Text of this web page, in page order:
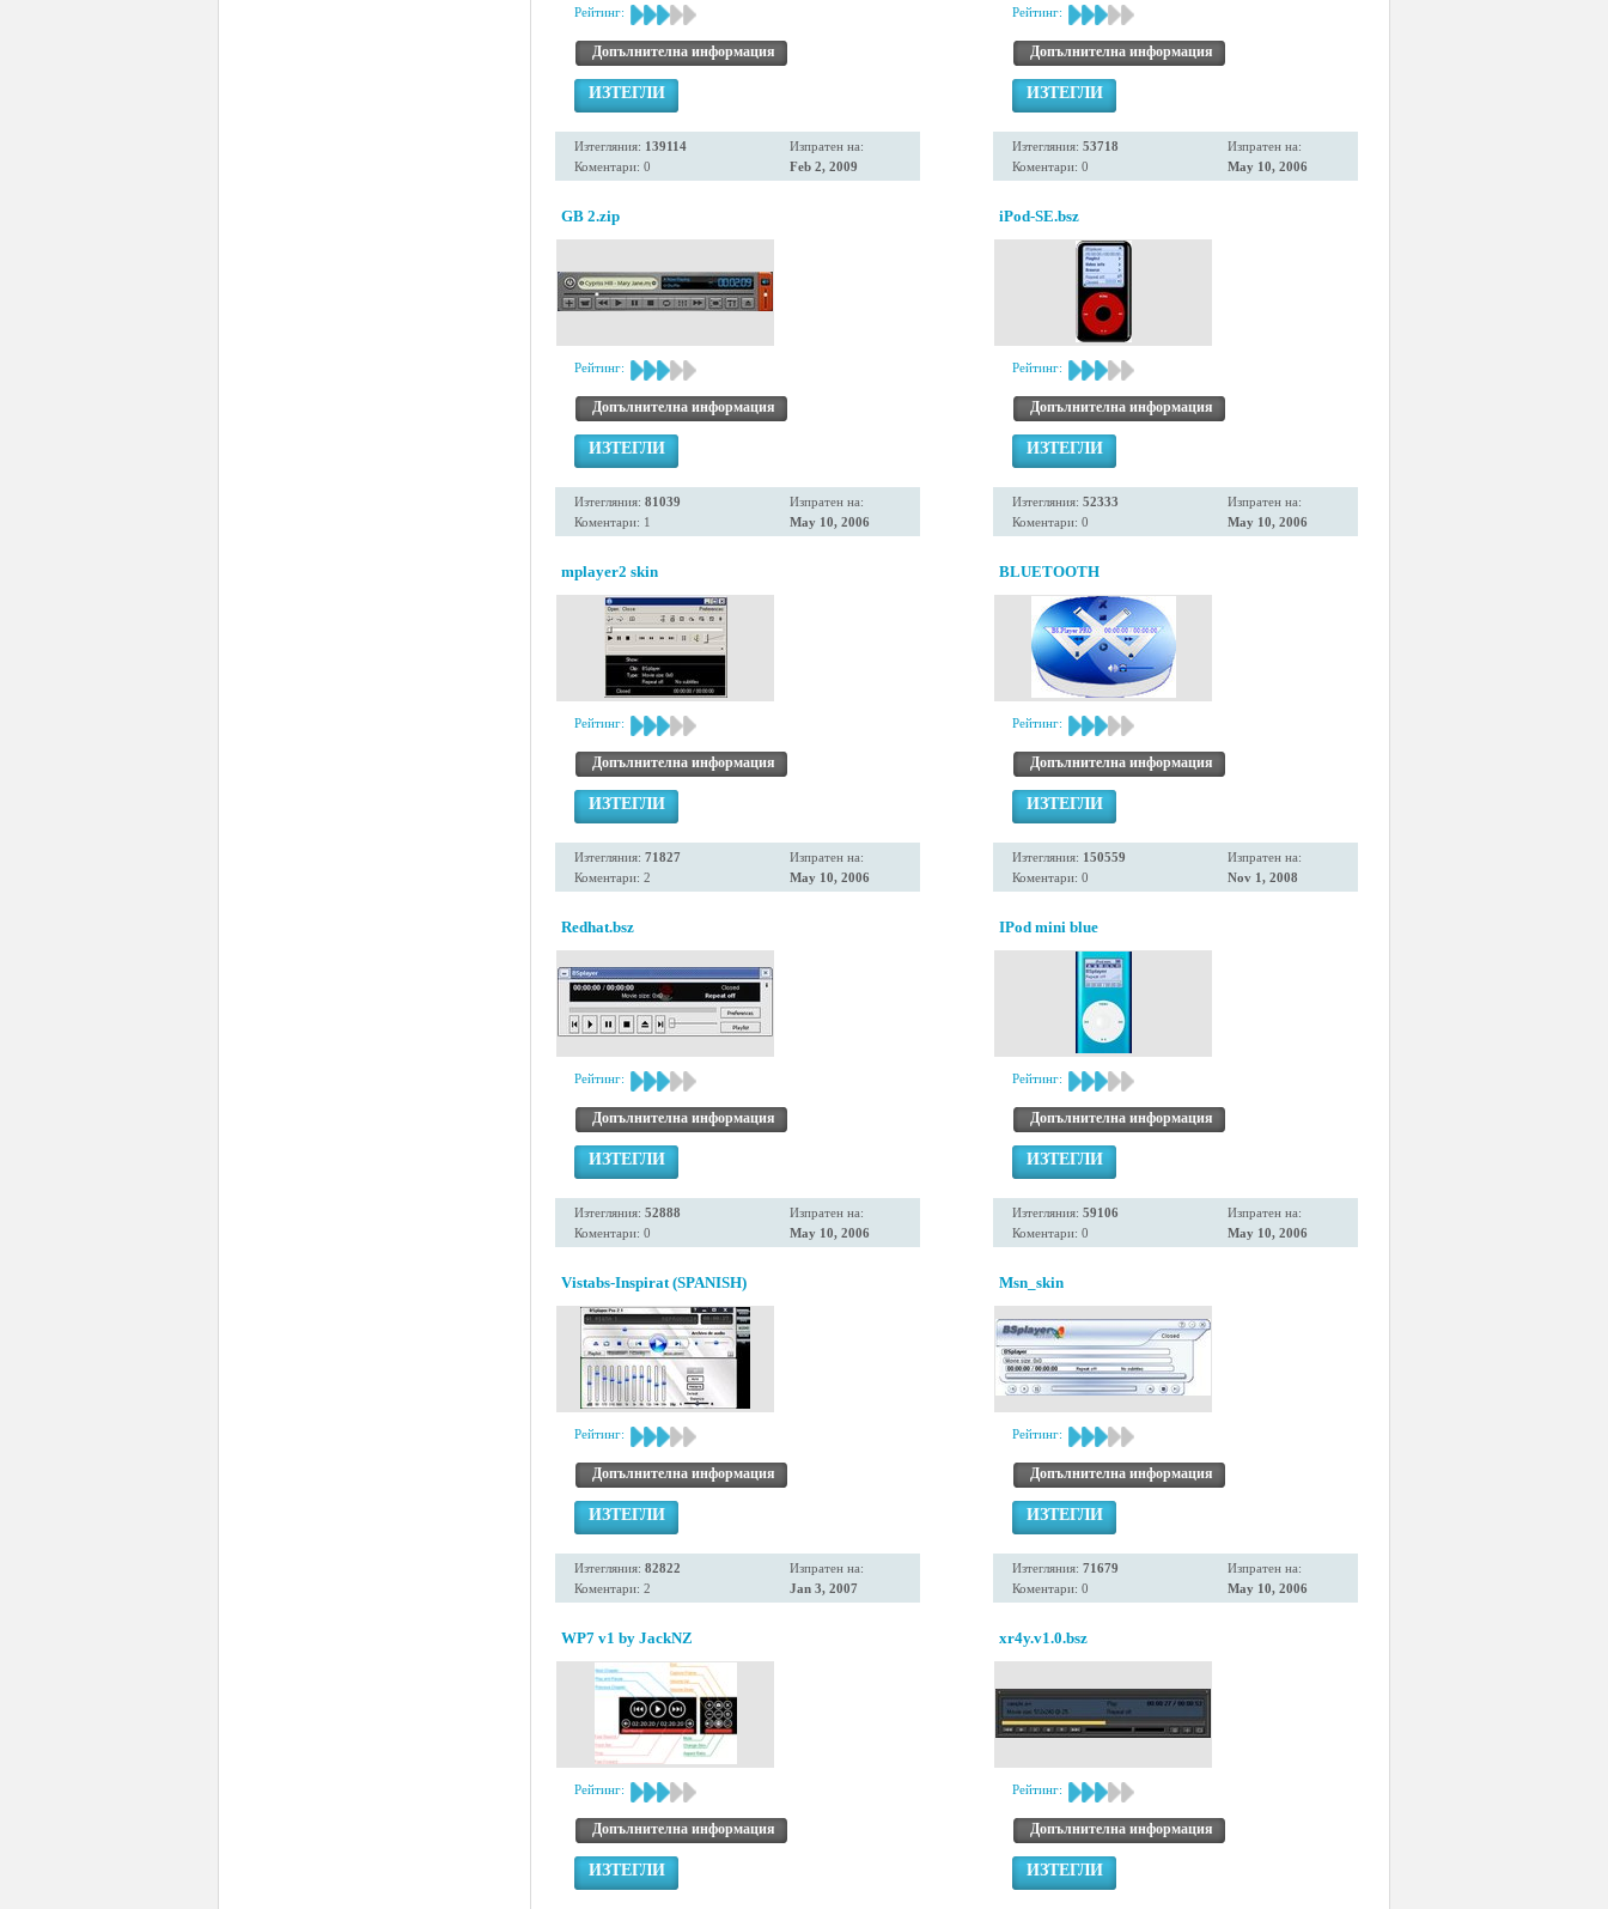
Рейтинг:
Допълнителна информация
ИЗТЕГЛИ
Изтегляния: 139114
Коментари: 0
Изпратен на:
Feb 2, 2009
Рейтинг:
Допълнителна информация
ИЗТЕГЛИ
Изтегляния: 53718
Коментари: 0
Изпратен на:
May 10, 2006
GB 2.zip
Рейтинг:
Допълнителна информация
ИЗТЕГЛИ
Изтегляния: 81039
Коментари: 1
Изпратен на:
May 10, 2006
iPod-SE.bsz
Рейтинг:
Допълнителна информация
ИЗТЕГЛИ
Изтегляния: 52333
Коментари: 0
Изпратен на:
May 10, 2006
mplayer2 skin
Рейтинг:
Допълнителна информация
ИЗТЕГЛИ
Изтегляния: 71827
Коментари: 2
Изпратен на:
May 10, 2006
BLUETOOTH
Рейтинг:
Допълнителна информация
ИЗТЕГЛИ
Изтегляния: 150559
Коментари: 0
Изпратен на:
Nov 1, 2008
Redhat.bsz
Рейтинг:
Допълнителна информация
ИЗТЕГЛИ
Изтегляния: 52888
Коментари: 0
Изпратен на:
May 10, 2006
IPod mini blue
Рейтинг:
Допълнителна информация
ИЗТЕГЛИ
Изтегляния: 59106
Коментари: 0
Изпратен на:
May 10, 2006
Vistabs-Inspirat (SPANISH)
Рейтинг:
Допълнителна информация
ИЗТЕГЛИ
Изтегляния: 82822
Коментари: 2
Изпратен на:
Jan 3, 2007
Msn_skin
Рейтинг:
Допълнителна информация
ИЗТЕГЛИ
Изтегляния: 71679
Коментари: 0
Изпратен на:
May 10, 2006
WP7 v1 by JackNZ
Рейтинг:
Допълнителна информация
ИЗТЕГЛИ
xr4y.v1.0.bsz
Рейтинг:
Допълнителна информация
ИЗТЕГЛИ